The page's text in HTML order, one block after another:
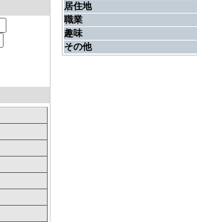
居住地
職業
趣味
その他